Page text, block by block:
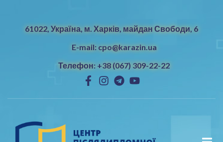
61022, Україна, м. Харків, майдан Свободи, 6
E-mail: cpo@karazin.ua
Телефон: +38 (067) 309-22-22